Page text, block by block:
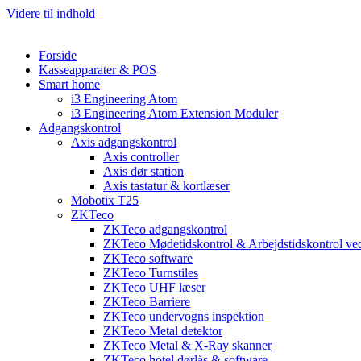
Videre til indhold
Forside
Kasseapparater & POS
Smart home
i3 Engineering Atom
i3 Engineering Atom Extension Moduler
Adgangskontrol
Axis adgangskontrol
Axis controller
Axis dør station
Axis tastatur & kortlæser
Mobotix T25
ZKTeco
ZKTeco adgangskontrol
ZKTeco Mødetidskontrol & Arbejdstidskontrol
ZKTeco software
ZKTeco Turnstiles
ZKTeco UHF læser
ZKTeco Barriere
ZKTeco undervogns inspektion
ZKTeco Metal detektor
ZKTeco Metal & X-Ray skanner